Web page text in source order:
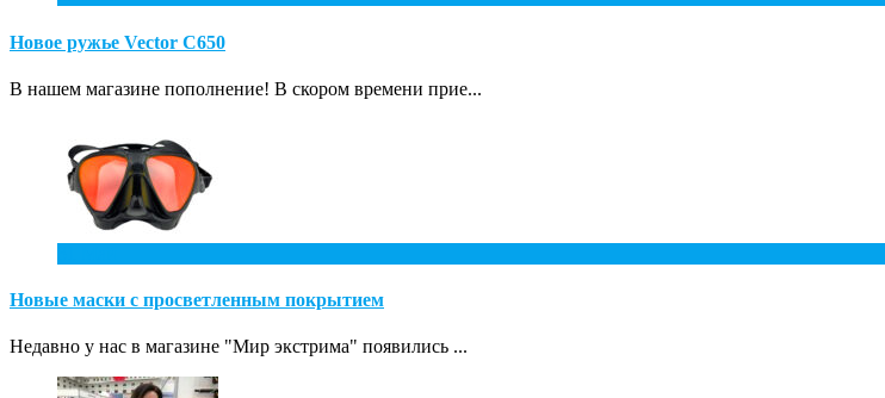
Новое ружье Vector С650
В нашем магазине пополнение! В скором времени прие...
Новые маски с просветленным покрытием
Недавно у нас в магазине "Мир экстрима" появились ...